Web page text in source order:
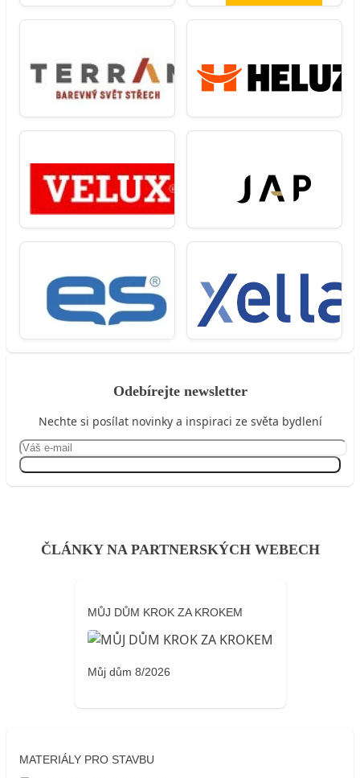
Odebírejte newsletter
Nechte si posílat novinky a inspiraci ze světa bydlení
ČLÁNKY NA PARTNERSKÝCH WEBECH
MŮJ DŮM KROK ZA KROKEM
Můj dům 8/2026
MATERIÁLY PRO STAVBU